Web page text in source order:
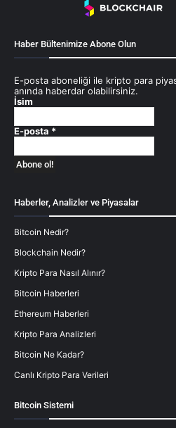
Haber Bültenimize Abone Olun
E-posta aboneliği ile kripto para
anında haberdar olabilirsiniz.
İsim
E-posta *
Haberler, Analizler ve Piyasalar
Bitcoin Nedir?
Blockchain Nedir?
Kripto Para Nasıl Alınır?
Bitcoin Haberleri
Ethereum Haberleri
Kripto Para Analizleri
Bitcoin Ne Kadar?
Canlı Kripto Para Verileri
Bitcoin Sistemi